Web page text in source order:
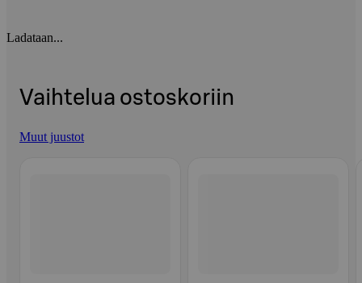
Ladataan...
Vaihtelua ostoskoriin
Muut juustot